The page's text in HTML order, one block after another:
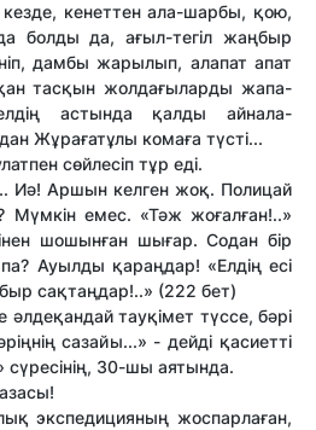
кенеттен ала-шарбы, қою,
болды да, ағыл-тегіл жаңбыр
дамбы жарылып, алапат апат
тасқын жолдағыларды жапа-
астында қалды айнала-
Жұрағатұлы комаға түсті...
сөйлесіп тұр еді.
Аршын келген жоқ. Полицай
Мүмкін емес. «Тәж жоғалған!..»
шошынған шығар. Содан бір
Ауылды қараңдар! «Елдің есі
сақтаңдар!..» (222 бет)
тауқімет түссе, бәрі
сазайы...» - дейді қасиетті
сүресінің, 30-шы аятында.
жоспарлаған,